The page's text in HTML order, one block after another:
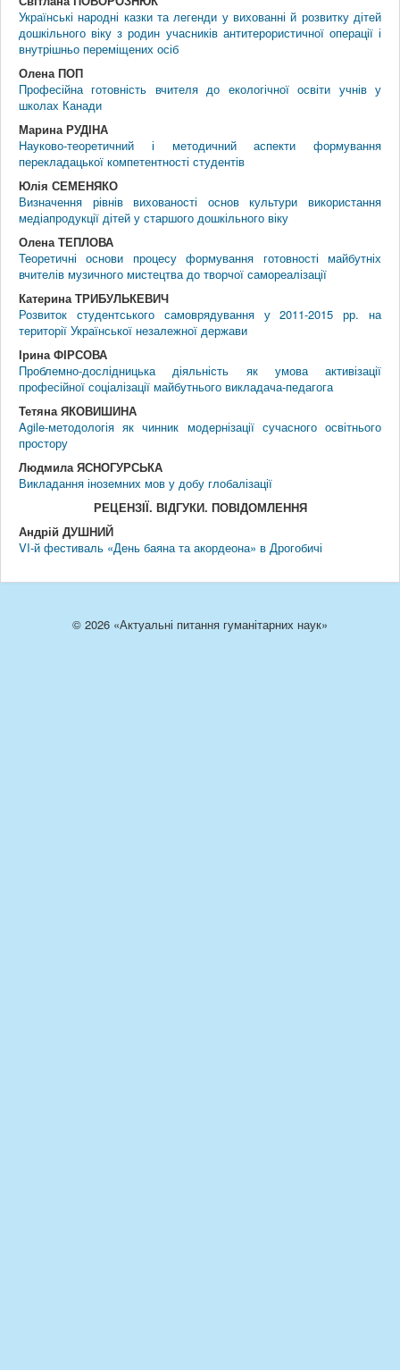
Українські народні казки та легенди у вихованні й розвитку дітей
дошкільного віку з родин учасників антитерористичної операції і
внутрішньо переміщених осіб
Олена ПОП
Професійна готовність вчителя до екологічної освіти учнів у
школах Канади
Марина РУДІНА
Науково-теоретичний і методичний аспекти формування
перекладацької компетентності студентів
Юлія СЕМЕНЯКО
Визначення рівнів вихованості основ культури використання
медіапродукції дітей у старшого дошкільного віку
Олена ТЕПЛОВА
Теоретичні основи процесу формування готовності майбутніх
вчителів музичного мистецтва до творчої самореалізації
Катерина ТРИБУЛЬКЕВИЧ
Розвиток студентського самоврядування у 2011-2015 рр. на
території Української незалежної держави
Ірина ФІРСОВА
Проблемно-дослідницька діяльність як умова активізації
професійної соціалізації майбутнього викладача-педагога
Тетяна ЯКОВИШИНА
Agile-методологія як чинник модернізації сучасного освітнього
простору
Людмила ЯСНОГУРСЬКА
Викладання іноземних мов у добу глобалізації
РЕЦЕНЗIЇ. ВIДГУКИ. ПОВIДОМЛЕННЯ
Андрій ДУШНИЙ
VI-й фестиваль «День баяна та акордеона» в Дрогобичі
© 2026 «Актуальні питання гуманітарних наук»